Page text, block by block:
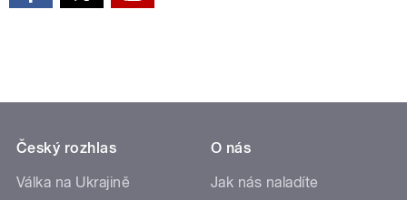
Český rozhlas
Válka na Ukrajině
O nás
Jak nás naladíte